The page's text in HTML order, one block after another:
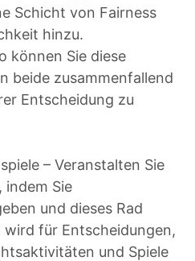
Schicht von Fairness
hinzu.
können Sie diese
beide zusammenfallend
Entscheidung zu
– Veranstalten Sie
indem Sie
und dieses Rad
wird für Entscheidungen,
und Spiele